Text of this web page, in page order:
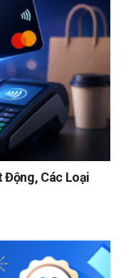
Động, Các Loại